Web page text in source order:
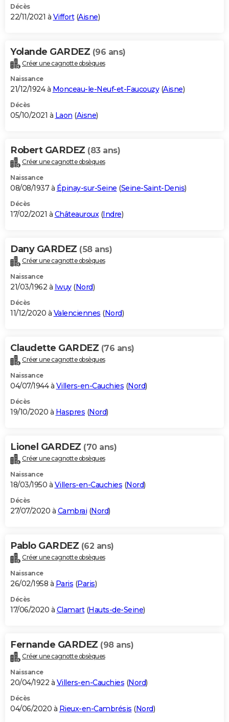
Décès
22/11/2021 à Viffort(Aisne)
Yolande GARDEZ (96 ans)
Créer une cagnotte obsèques
Naissance
21/12/1924 à Monceau-le-Neuf-et-Faucouzy(Aisne)
Décès
05/10/2021 à Laon (Aisne)
Robert GARDEZ (83 ans)
Créer une cagnotte obsèques
Naissance
08/08/1937 à Épinay-sur-Seine (Seine-Saint-Denis)
Décès
17/02/2021 à Châteauroux(Indre)
Dany GARDEZ (58 ans)
Créer une cagnotte obsèques
Naissance
21/03/1962 à Iwuy(Nord)
Décès
11/12/2020 à Valenciennes (Nord)
Claudette GARDEZ (76 ans)
Créer une cagnotte obsèques
Naissance
04/07/1944 à Villers-en-Cauchies (Nord)
Décès
19/10/2020 à Haspres (Nord)
Lionel GARDEZ (70 ans)
Créer une cagnotte obsèques
Naissance
18/03/1950 à Villers-en-Cauchies (Nord)
Décès
27/07/2020 à Cambrai (Nord)
Pablo GARDEZ (62 ans)
Créer une cagnotte obsèques
Naissance
26/02/1958 à Paris (Paris)
Décès
17/06/2020 à Clamart(Hauts-de-Seine)
Fernande GARDEZ (98 ans)
Créer une cagnotte obsèques
Naissance
20/04/1922 à Villers-en-Cauchies (Nord)
Décès
04/06/2020 à Rieux-en-Cambrésis (Nord)